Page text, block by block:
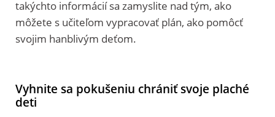
takýchto informácií sa zamyslite nad tým, ako
môžete s učiteľom vypracovať plán, ako pomôcť
svojim hanblivým deťom.
Vyhnite sa pokušeniu chrániť svoje plaché
deti